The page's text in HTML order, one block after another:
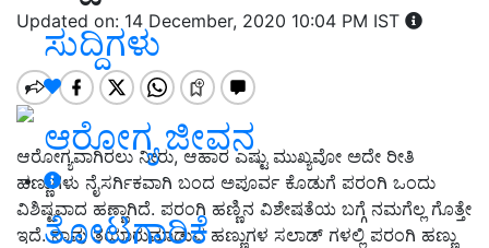
ಸುದ್ದಿಗಳು
ಆರೋಗ್ಯ ಜೀವನ
ತೋಟಗಾರಿಕೆ
Updated on: 14 December, 2020 10:04 PM IST
ಆರೋಗ್ಯವಾಗಿರಲು ನೀರು, ಆಹಾರ ಎಷ್ಟು ಮುಖ್ಯವೋ ಅದೇ ರೀತಿ
ಹಣ್ಣುಗಳು ನೈಸರ್ಗಿಕವಾಗಿ ಬಂದ ಅಪೂರ್ವ ಕೊಡುಗೆ ಪರಂಗಿ ಒಂದು
ವಿಶಿಷ್ಟವಾದ ಹಣ್ಣಾಗಿದೆ. ಪರಂಗಿ ಹಣ್ಣಿನ ವಿಶೇಷತೆಯ ಬಗ್ಗೆ ನಮಗೆಲ್ಲ ಗೊತ್ತೇ
ಇದೆ. ನಾವು ತಯಾರುಮಾಡುವ ಹಣ್ಣುಗಳ ಸಲಾಡ್ ಗಳಲ್ಲಿ ಪರಂಗಿ ಹಣ್ಣು